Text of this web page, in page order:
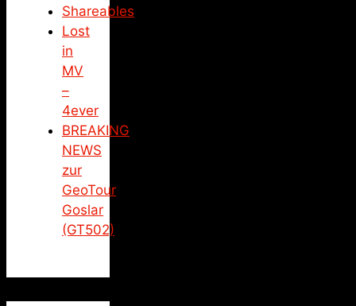
Shareables
Lost
in
MV
–
4ever
BREAKING
NEWS
zur
GeoTour
Goslar
(GT502)